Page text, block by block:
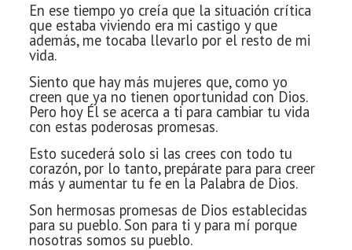
En ese tiempo yo creía que la situación crítica
que estaba viviendo era mi castigo y que
además, me tocaba llevarlo por el resto de mi
vida.
Siento que hay más mujeres que, como yo
creen que ya no tienen oportunidad con Dios.
Pero hoy Él se acerca a ti para cambiar tu vida
con estas poderosas promesas.
Esto sucederá solo si las crees con todo tu
corazón, por lo tanto, prepárate para para creer
más y aumentar tu fe en la Palabra de Dios.
Son hermosas promesas de Dios establecidas
para su pueblo. Son para ti y para mí porque
nosotras somos su pueblo.